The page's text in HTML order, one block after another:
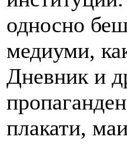
односно
медиуми,
Дневник и
плакати,